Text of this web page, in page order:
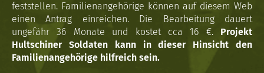
feststellen. Familienangehörige können auf diesem Web
einen Antrag einreichen. Die Bearbeitung dauert
ungefähr 36 Monate und kostet cca 16 €. Projekt
Hultschiner Soldaten kann in dieser Hinsicht den
Familienangehörige hilfreich sein.